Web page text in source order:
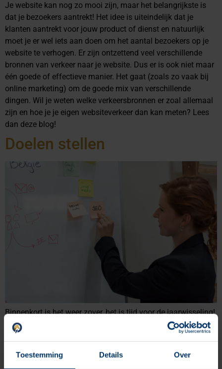
Toestemming Details Over
Je website kan nog zo mooi zijn, maar het belangrijkste is
dat je bezoekers aantrekt! Het idee is uiteindelijk dat je
klanten aantrekt voor jouw product of dienst en natuurlijk
moet je er wel iets aan doen om het aantal bezoekers op je
website te verhogen. Er zijn ontzettend veel verschillende
bronnen van verkeer naar je website. Dus er is ook niet maar
één goede of effectieve manier. Het gaat (zoals zo vaak bij
online marketing) om de goede mix van verschillende
dingen. Wil je weten welke verkeersbronnen er zoal allemaal
zijn en hoe je je eigen websiteverkeer dan kan meten? Lees
dan deze blog!
Doelen stellen
Binnenkort is het weer zover, het is tijd voor de jaarwisseling!
Voor sommigen betekent dat voornemens maken voor het
komende jaar. Als ondernemer kan je de jaarwisseling ook
te reflecteren, evalueren en conclusies te trekken voor het